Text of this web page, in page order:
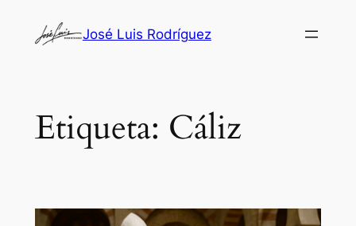
José Luis Rodríguez
Etiqueta: Cáliz